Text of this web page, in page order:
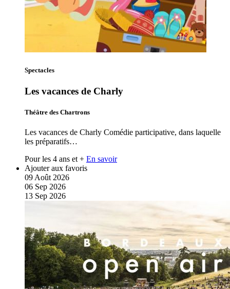
Spectacles
Les vacances de Charly
Théâtre des Chartrons
Les vacances de Charly Comédie participative, dans laquelle
les préparatifs…
Pour les 4 ans et + En savoir
Ajouter aux favoris
09 Août 2026
06 Sep 2026
13 Sep 2026